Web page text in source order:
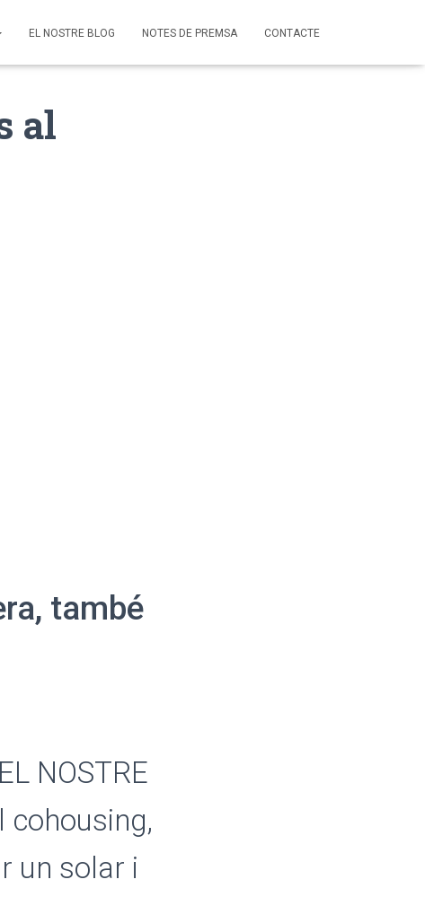
EL NOSTRE BLOG NOTES DE PREMSA CONTACTE
al
també
NOSTRE
cohousing,
un solar i